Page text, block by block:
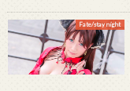
Fate/stay night